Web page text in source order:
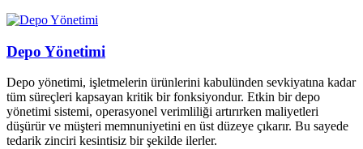
Depo Yönetimi
Depo yönetimi, işletmelerin ürünlerini kabulünden sevkiyatına kadar
tüm süreçleri kapsayan kritik bir fonksiyondur. Etkin bir depo
yönetimi sistemi, operasyonel verimliliği artırırken maliyetleri
düşürür ve müşteri memnuniyetini en üst düzeye çıkarır. Bu sayede
tedarik zinciri kesintisiz bir şekilde ilerler.